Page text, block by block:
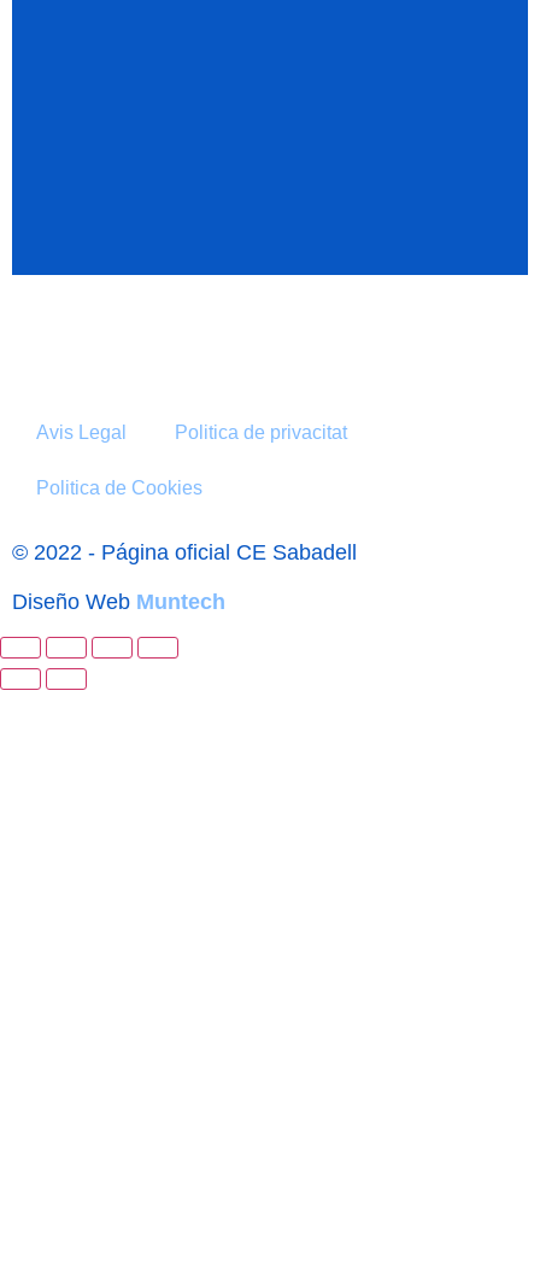
Avis Legal Politica de privacitat
Politica de Cookies
© 2022 - Página oficial CE Sabadell
Diseño Web Muntech